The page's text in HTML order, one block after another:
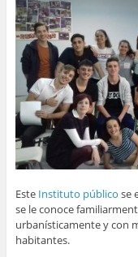
Este Instituto público se
se le conoce
urbanísticamente y con
habitantes.